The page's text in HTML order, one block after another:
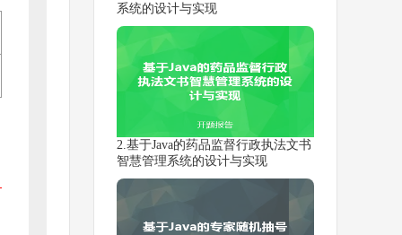
系统的设计与实现
2.基于Java的药品监督行政执法文书
智慧管理系统的设计与实现